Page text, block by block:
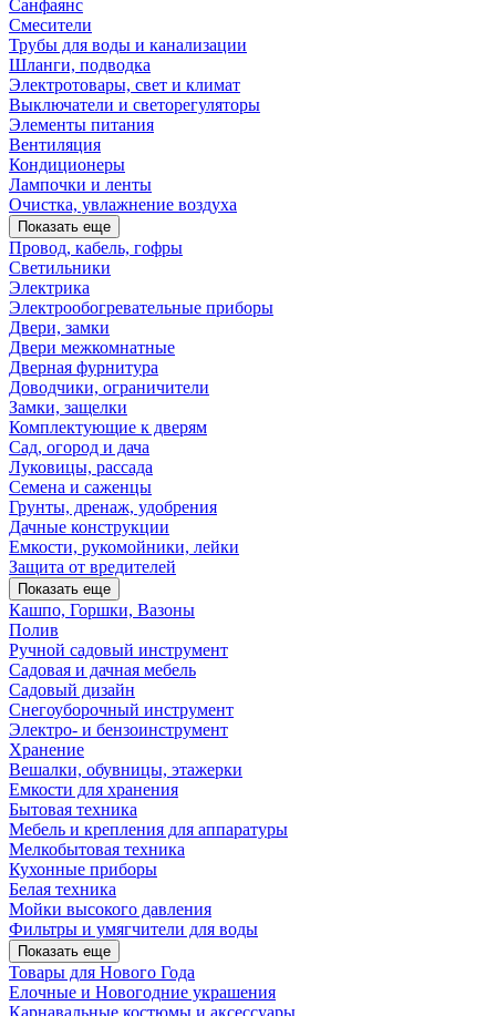
Санфаянс
Смесители
Трубы для воды и канализации
Шланги, подводка
Электротовары, свет и климат
Выключатели и светорегуляторы
Элементы питания
Вентиляция
Кондиционеры
Лампочки и ленты
Очистка, увлажнение воздуха
Показать еще
Провод, кабель, гофры
Светильники
Электрика
Электрообогревательные приборы
Двери, замки
Двери межкомнатные
Дверная фурнитура
Доводчики, ограничители
Замки, защелки
Комплектующие к дверям
Сад, огород и дача
Луковицы, рассада
Семена и саженцы
Грунты, дренаж, удобрения
Дачные конструкции
Емкости, рукомойники, лейки
Защита от вредителей
Показать еще
Кашпо, Горшки, Вазоны
Полив
Ручной садовый инструмент
Садовая и дачная мебель
Садовый дизайн
Снегоуборочный инструмент
Электро- и бензоинструмент
Хранение
Вешалки, обувницы, этажерки
Емкости для хранения
Бытовая техника
Мебель и крепления для аппаратуры
Мелкобытовая техника
Кухонные приборы
Белая техника
Мойки высокого давления
Фильтры и умягчители для воды
Показать еще
Товары для Нового Года
Елочные и Новогодние украшения
Карнавальные костюмы и аксессуары